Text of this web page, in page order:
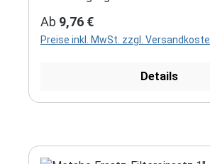
Feststoffe
Regulärer Preis:
Ab 9,76 €
Preise inkl. MwSt. zzgl.
Details